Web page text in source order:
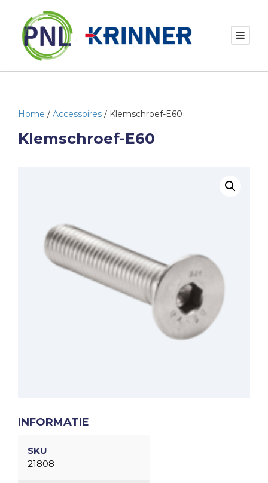
Home / Accessoires / Klemschroef-E60
Klemschroef-E60
INFORMATIE
SKU
21808